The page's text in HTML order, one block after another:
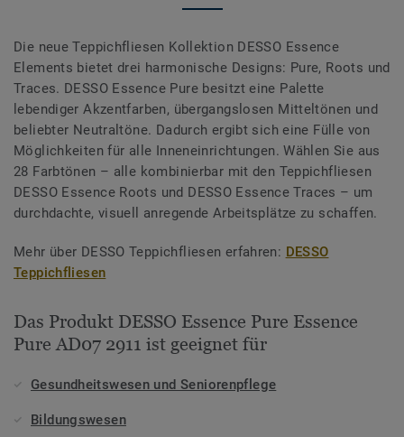
Die neue Teppichfliesen Kollektion DESSO Essence
Elements bietet drei harmonische Designs: Pure, Roots und
Traces. DESSO Essence Pure besitzt eine Palette
lebendiger Akzentfarben, übergangslosen Mitteltönen und
beliebter Neutraltöne. Dadurch ergibt sich eine Fülle von
Möglichkeiten für alle Inneneinrichtungen. Wählen Sie aus
28 Farbtönen – alle kombinierbar mit den Teppichfliesen
DESSO Essence Roots und DESSO Essence Traces – um
durchdachte, visuell anregende Arbeitsplätze zu schaffen.
Mehr über DESSO Teppichfliesen erfahren: DESSO
Teppichfliesen
Das Produkt DESSO Essence Pure Essence
Pure AD07 2911 ist geeignet für
Gesundheitswesen und Seniorenpflege
Bildungswesen